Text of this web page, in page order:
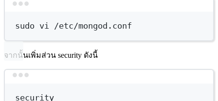
sudo vi /etc/mongod.conf
จากนั้นเพิ่มส่วน security ดังนี้
security